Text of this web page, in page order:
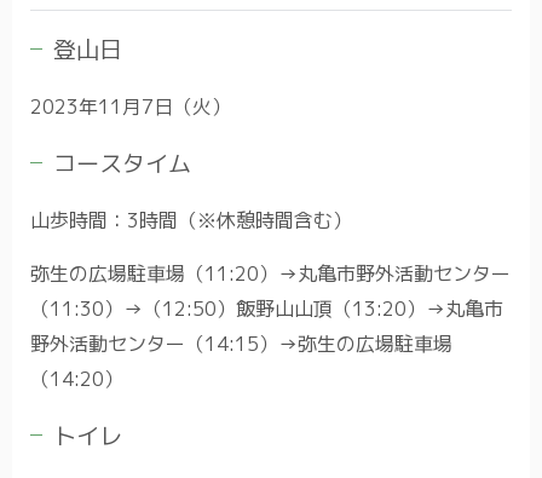
登山日
2023年11月7日（火）
コースタイム
山歩時間：3時間（※休憩時間含む）
弥生の広場駐車場（11:20）→丸亀市野外活動センター
（11:30）→（12:50）飯野山山頂（13:20）→丸亀市
野外活動センター（14:15）→弥生の広場駐車場
（14:20）
トイレ